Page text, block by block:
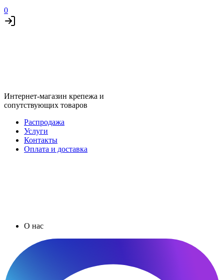
0
Интернет-магазин крепежа и
сопутствующих товаров
Распродажа
Услуги
Контакты
Оплата и доставка
О нас